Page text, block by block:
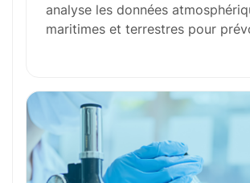
Outils et Technologies ️
Formation et Qualifications
Perspectives de carrière
analyse les données
maritimes et terrestres pour